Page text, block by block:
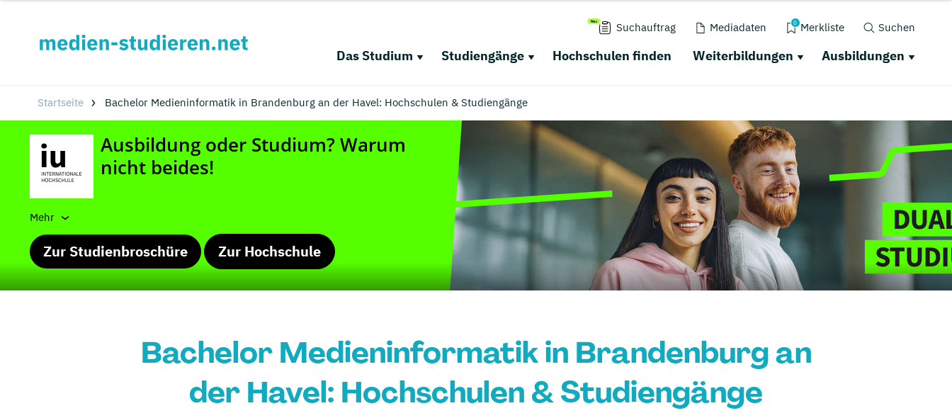
Suchauftrag Mediadaten 0 Merkliste Suchen
Das Studium Studiengänge Hochschulen finden Weiterbildungen Ausbildungen
Startseite Bachelor Medieninformatik in Brandenburg an der Havel: Hochschulen & Studiengänge
Mehr
Zur Studienbroschüre Zur Hochschule
Bachelor Medieninformatik in Brandenburg an
der Havel: Hochschulen & Studiengänge